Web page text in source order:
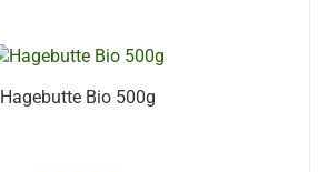
Hagebutte Bio 500g